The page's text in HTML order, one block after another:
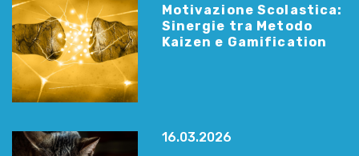
Motivazione Scolastica:
Sinergie tra Metodo
Kaizen e Gamification
16.03.2026